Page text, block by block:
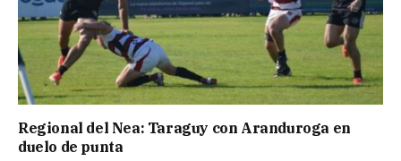
Regional del Nea: Taraguy con Aranduroga en
duelo de punta